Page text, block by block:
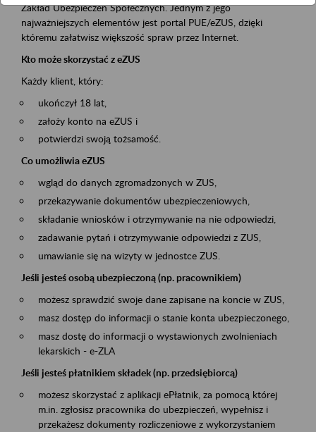
Zakład Ubezpieczeń Społecznych. Jednym z jego
najważniejszych elementów jest portal PUE/eZUS, dzięki
któremu załatwisz większość spraw przez Internet.
Kto może skorzystać z eZUS
Każdy klient, który:
ukończył 18 lat,
założy konto na eZUS i
potwierdzi swoją tożsamość.
Co umożliwia eZUS
wgląd do danych zgromadzonych w ZUS,
przekazywanie dokumentów ubezpieczeniowych,
składanie wniosków i otrzymywanie na nie odpowiedzi,
zadawanie pytań i otrzymywanie odpowiedzi z ZUS,
umawianie się na wizyty w jednostce ZUS.
Jeśli jesteś osobą ubezpieczoną (np. pracownikiem)
możesz sprawdzić swoje dane zapisane na koncie w ZUS,
masz dostęp do informacji o stanie konta ubezpieczonego,
masz dostę do informacji o wystawionych zwolnieniach
lekarskich - e-ZLA
Jeśli jesteś płatnikiem składek (np. przedsiębiorcą)
możesz skorzystać z aplikacji ePłatnik, za pomocą której
m.in. zgłosisz pracownika do ubezpieczeń, wypełnisz i
przekażesz dokumenty rozliczeniowe z wykorzystaniem